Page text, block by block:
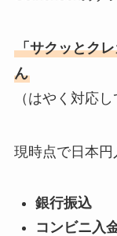
「サクッとク
ん
（はやく対応し
現時点で日本円
銀行振込
コンビニ入